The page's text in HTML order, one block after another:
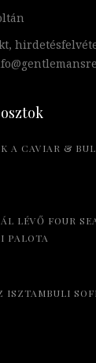
A CAVIAR &
LÉVŐ FOUR
PALOTA
ISZTAMBULI